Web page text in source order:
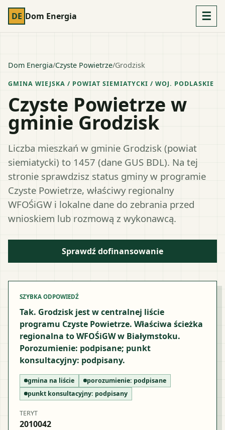
DE Dom Energia ☰
Dom Energia/Czyste Powietrze/Grodzisk
GMINA WIEJSKA / POWIAT SIEMIATYCKI / WOJ. PODLASKIE
Czyste Powietrze w
gminie Grodzisk
Liczba mieszkań w gminie Grodzisk (powiat
siemiatycki) to 1457 (dane GUS BDL). Na tej
stronie sprawdzisz status gminy w programie
Czyste Powietrze, właściwy regionalny
WFOŚiGW i lokalne dane do zebrania przed
wnioskiem lub rozmową z wykonawcą.
Sprawdź dofinansowanie
SZYBKA ODPOWIEDŹ
Tak. Grodzisk jest w centralnej liście
programu Czyste Powietrze. Właściwa ścieżka
regionalna to WFOŚiGW w Białymstoku.
Porozumienie: podpisane; punkt
konsultacyjny: podpisany.
gmina na liście porozumienie: podpisane
punkt konsultacyjny: podpisany
TERYT
2010042